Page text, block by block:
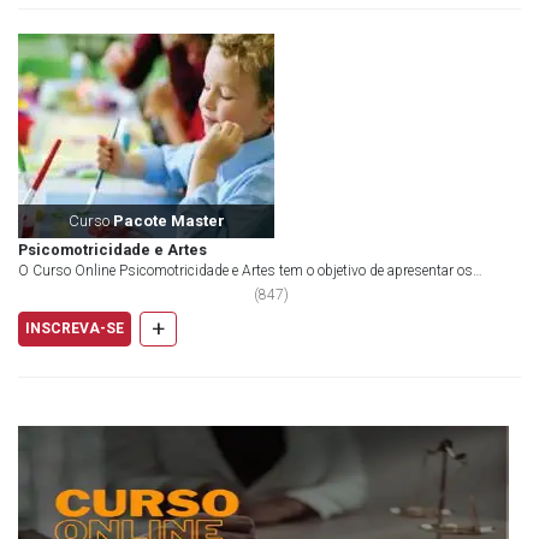
CursoPacote Master
Psicomotricidade e Artes
O Curso Online Psicomotricidade e Artes tem o objetivo de apresentar os
benefícios de ambas as práticas e o desenvo...
(847)
INSCREVA-SE
+